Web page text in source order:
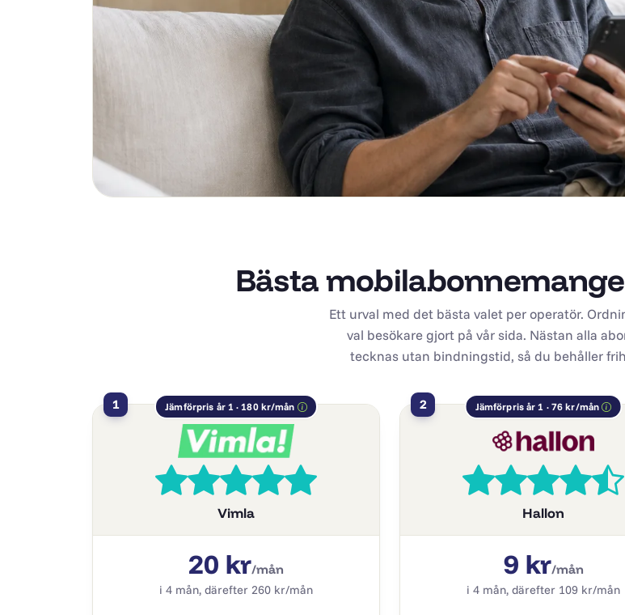
Bästa
Ett urval med det bästa valet per operatör.
val besökare gjort på vår sida. Nästan alla
tecknas utan bindningstid, så du behåller
1 Jämförpris år 1 · 180 kr/mån
Vimla
20 kr/mån
i 4 mån, därefter 260 kr/mån
2 Jämförpris år 1 · 76 kr/mån
Hallon
9 kr/mån
i 4 mån, därefter 109 kr/mån